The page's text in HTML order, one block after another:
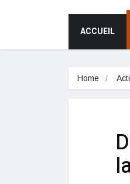
ACCUEIL
Home